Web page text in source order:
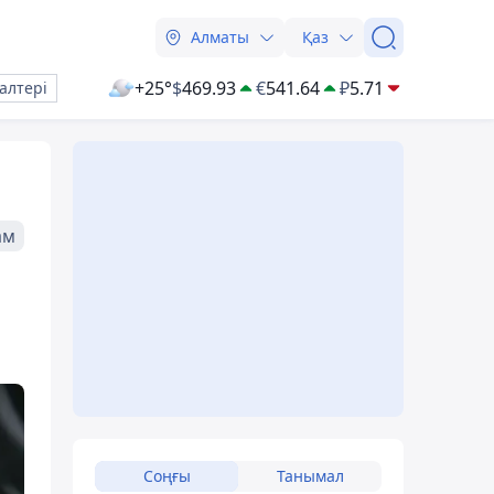
Алматы Қаз
+25°$469.93 €541.64 ₽5.71
Соңғы Танымал